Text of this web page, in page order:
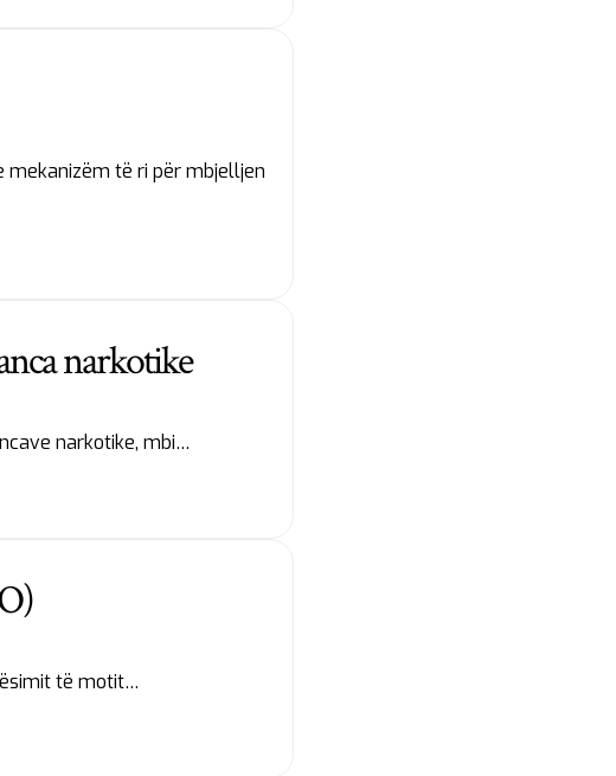
mekanizëm të ri për mbjelljen
narkotike
narkotike, mbi…
të motit…